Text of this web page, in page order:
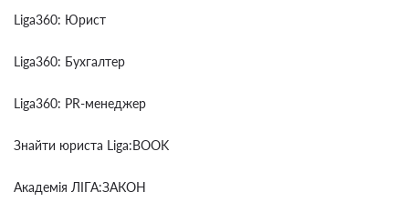
Liga360: Юрист
Liga360: Бухгалтер
Liga360: PR-менеджер
Знайти юриста Liga:BOOK
Академія ЛІГА:ЗАКОН